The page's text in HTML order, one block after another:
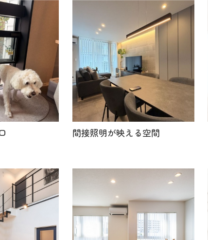
間接照明が映える空間